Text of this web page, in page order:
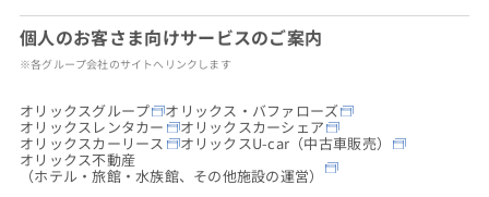
個人のお客さま向けサービスのご案内
※各グループ会社のサイトへリンクします
オリックスグループ オリックス・バファローズ
オリックスレンタカー オリックスカーシェア
オリックスカーリース オリックスU-car（中古車販売）
オリックス不動産
（ホテル・旅館・水族館、その他施設の運営）